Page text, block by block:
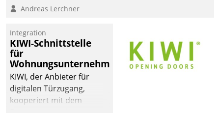
Mieter wohlgeordnet kommen und, so es sein muss,
Andreas Lerchner
Integration
KIWI-Schnittstelle
für
Wohnungsunternehmen
KIWI, der Anbieter für
digitalen Türzugang,
kooperiert mit dem